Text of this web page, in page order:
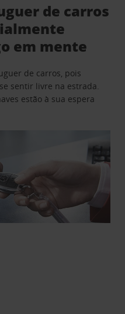
de carros
em mente
de carros, pois
sentir livre na estrada.
estão à sua espera